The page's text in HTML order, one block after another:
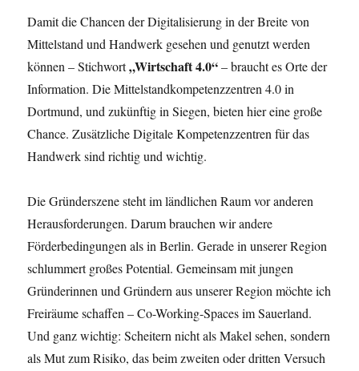
Damit die Chancen der Digitalisierung in der Breite von
Mittelstand und Handwerk gesehen und genutzt werden
können – Stichwort„Wirtschaft 4.0“– braucht es Orte der
Information. Die Mittelstandkompetenzzentren 4.0 in
Dortmund, und zukünftig in Siegen, bieten hier eine große
Chance. Zusätzliche Digitale Kompetenzzentren für das
Handwerk sind richtig und wichtig.
Die Gründerszene steht im ländlichen Raum vor anderen
Herausforderungen. Darum brauchen wir andere
Förderbedingungen als in Berlin. Gerade in unserer Region
schlummert großes Potential. Gemeinsam mit jungen
Gründerinnen und Gründern aus unserer Region möchte ich
Freiräume schaffen – Co-Working-Spaces im Sauerland.
Und ganz wichtig: Scheitern nicht als Makel sehen, sondern
als Mut zum Risiko, das beim zweiten oder dritten Versuch